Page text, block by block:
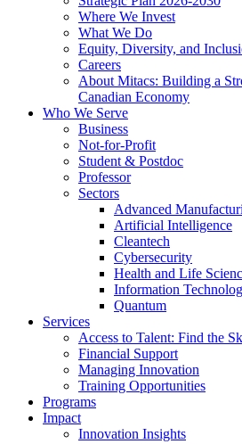
Where We Invest
What We Do
Equity, Diversity, and
Careers
About Mitacs: Building a
Canadian Economy
Who We Serve
Business
Not-for-Profit
Student & Postdoc
Professor
Sectors
Advanced
Artificial Intelligence
Cleantech
Cybersecurity
Health and Life
Information
Quantum
Services
Access to Talent: Find the
Financial Support
Managing Innovation
Training Opportunities
Programs
Impact
Innovation Insights